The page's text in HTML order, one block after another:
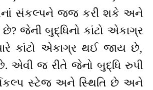
સંકલ્પને જજ કરી શકે અને
જેની બુદ્ધિનો કાંટો એકાગ્ર
કાંટો એકાગ્ર થઈ જાય છે,
જ રીતે જેનો બુદ્ધિ રુપી
સ્ટેજ અને સ્થિતિ છે અને